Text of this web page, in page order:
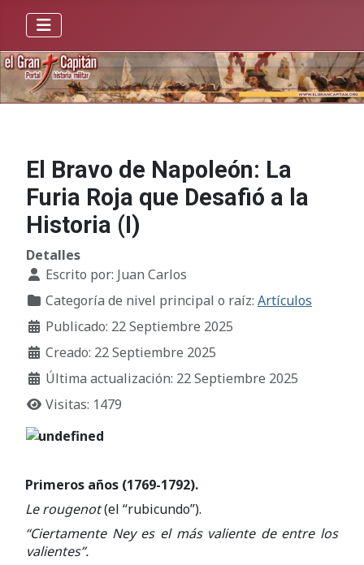
El Bravo de Napoleón: La
Furia Roja que Desafió a la
Historia (I)
Detalles
Escrito por: Juan Carlos
Categoría de nivel principal o raíz: Artículos
Publicado: 22 Septiembre 2025
Creado: 22 Septiembre 2025
Última actualización: 22 Septiembre 2025
Visitas: 1479
Primeros años (1769-1792).
Le rougenot(el “rubicundo”).
“Ciertamente Ney es el más valiente de entre los
valientes”.